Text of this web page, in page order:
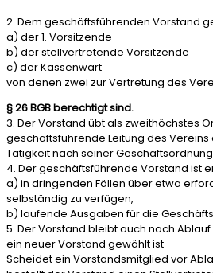
2. Dem geschäftsführenden Vorstand
a) der 1. Vorsitzende
b) der stellvertretende Vorsitzende
c) der Kassenwart
von denen zwei zur Vertretung des
§ 26 BGB berechtigt sind.
3. Der Vorstand übt als zweithöchstes
geschäftsführende Leitung des
Tätigkeit nach seiner
4. Der geschäftsführende Vorstand ist
a) in dringenden Fällen über etwa
selbständig zu verfügen,
b) laufende Ausgaben für die
5. Der Vorstand bleibt auch nach
ein neuer Vorstand gewählt ist
Scheidet ein Vorstandsmitglied vor